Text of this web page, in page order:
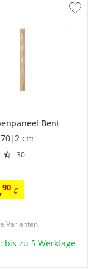
Bent
cm
30
,90 €
Varianten
bis zu 5 Werktage